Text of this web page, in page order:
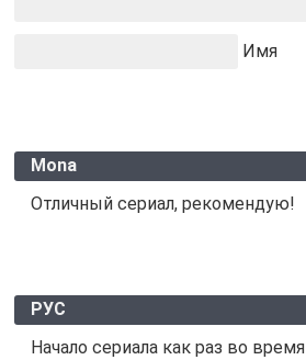
Имя
Mona
Отличный сериал, рекомендую!
РУС
Начало сериала как раз во